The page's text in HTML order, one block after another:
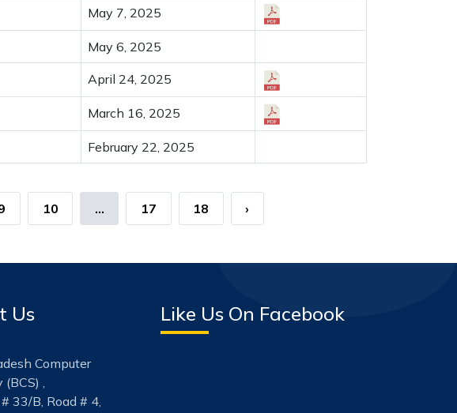
May 7, 2025
May 6, 2025
April 24, 2025
March 16, 2025
February 22, 2025
10 ... 17 18 ›
Us
Computer
(BCS) ,
33/B, Road # 4,
Like Us On Facebook